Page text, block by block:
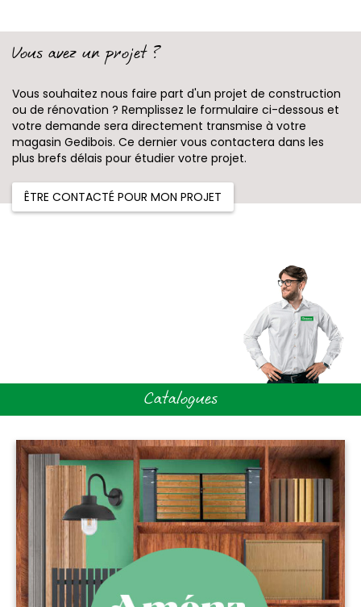
Vous avez un projet ?
Vous souhaitez nous faire part d'un projet de construction
ou de rénovation ? Remplissez le formulaire ci-dessous et
votre demande sera directement transmise à votre
magasin Gedibois. Ce dernier vous contactera dans les
plus brefs délais pour étudier votre projet.
ÊTRE CONTACTÉ POUR MON PROJET
Catalogues